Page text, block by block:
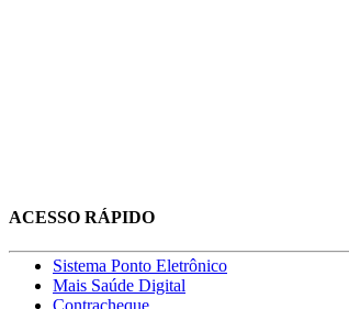
ACESSO RÁPIDO
Sistema Ponto Eletrônico
Mais Saúde Digital